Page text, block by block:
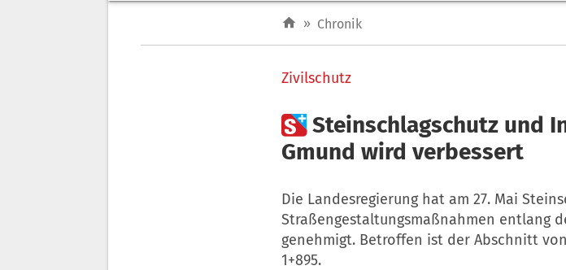
» Chronik
Zivilschutz
Steinschlagschutz und
Gmund wird verbessert
Die Landesregierung hat am 27. Mai
Straßengestaltungsmaßnahmen entlang
genehmigt. Betroffen ist der Abschnitt
1+895.